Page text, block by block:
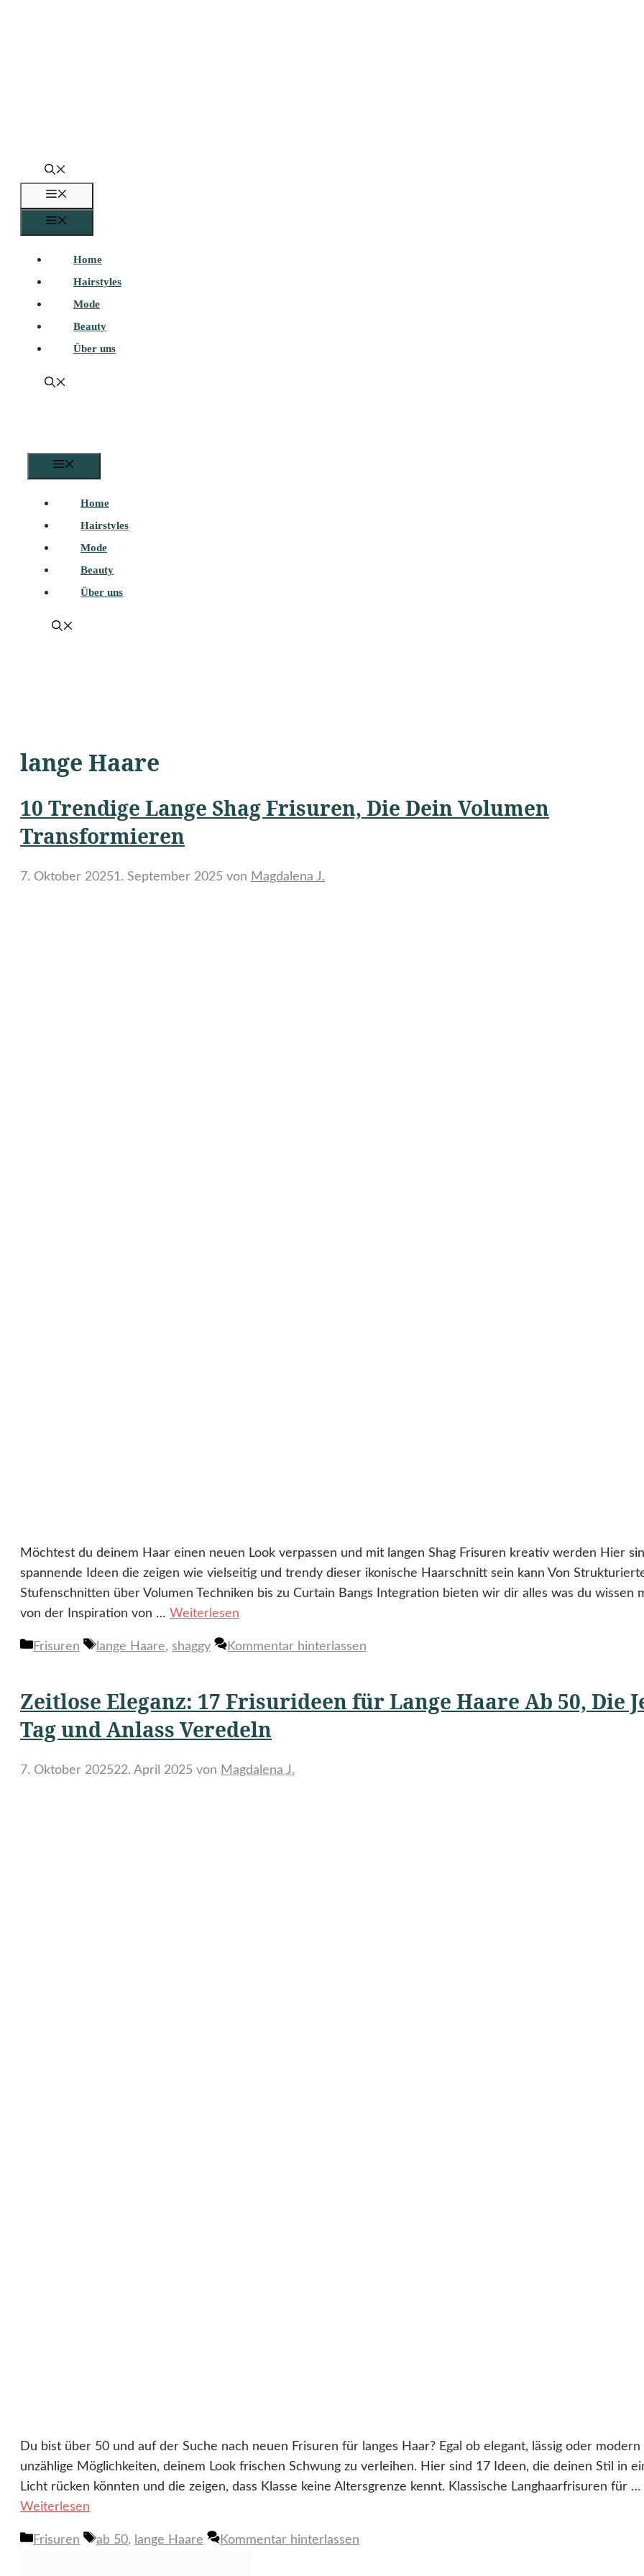
Home
Hairstyles
Mode
Beauty
Über uns
Home
Hairstyles
Mode
Beauty
Über uns
lange Haare
10 Trendige Lange Shag Frisuren, Die Dein Volumen
Transformieren
7. Oktober 20251. September 2025 von Magdalena J.
Möchtest du deinem Haar einen neuen Look verpassen und mit langen Shag Frisuren kreativ werden Hier
spannende Ideen die zeigen wie vielseitig und trendy dieser ikonische Haarschnitt sein kann Von
Stufenschnitten über Volumen Techniken bis zu Curtain Bangs Integration bieten wir dir alles was du wissen
von der Inspiration von … Weiterlesen
Kategorien
Frisuren Schlagwörter
lange Haare, shaggy Kommentar hinterlassen
Zeitlose Eleganz: 17 Frisurideen für Lange Haare Ab 50, Die
Tag und Anlass Veredeln
7. Oktober 202522. April 2025 von Magdalena J.
Du bist über 50 und auf der Suche nach neuen Frisuren für langes Haar? Egal ob elegant, lässig oder modern
unzählige Möglichkeiten, deinem Look frischen Schwung zu verleihen. Hier sind 17 Ideen, die deinen Stil in
Licht rücken könnten und die zeigen, dass Klasse keine Altersgrenze kennt. Klassische Langhaarfrisuren für …
Weiterlesen
Kategorien
Frisuren Schlagwörter
ab 50, lange Haare Kommentar hinterlassen